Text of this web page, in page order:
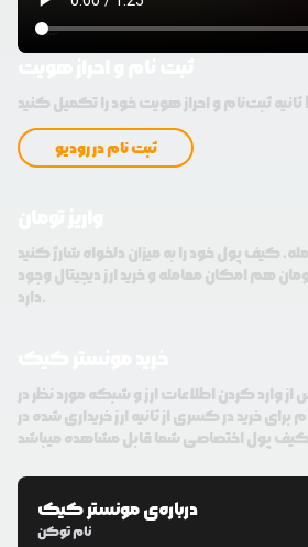
ثبت نام در رودیو
حتی با 100 هزار تومان هم امکان معامله و خرید ارز دیجیتال وجود
دارد.
وارد کردن اطلاعات ارز و شبکه مورد نظر در
خرید در کسری از ثانیه ارز خریداری شده در
درباره‌یمونستر کیک
نام توکن